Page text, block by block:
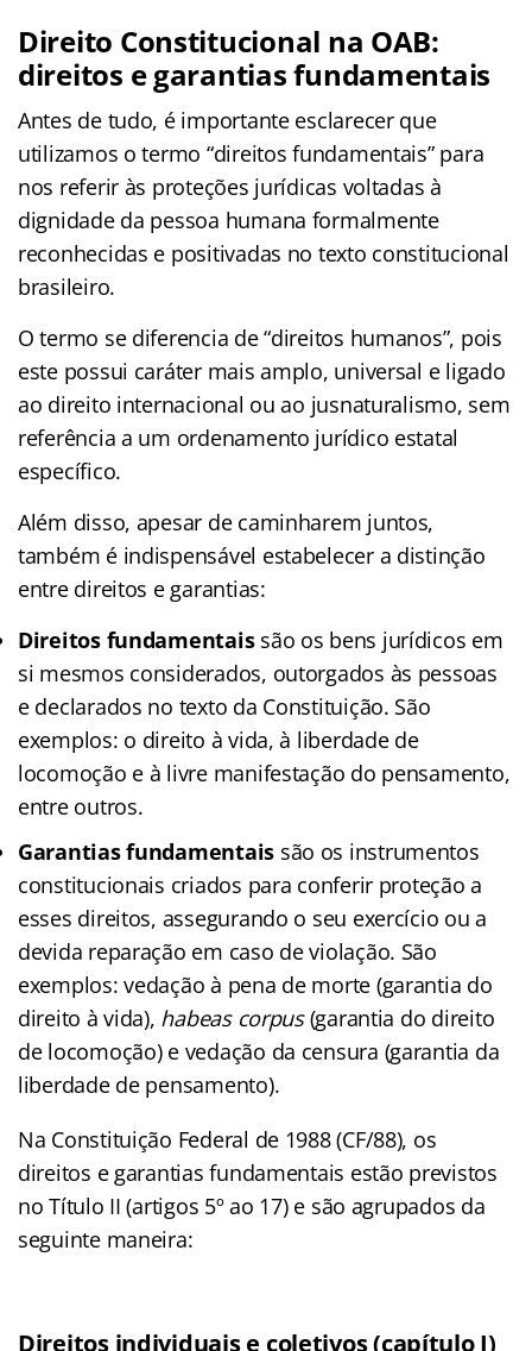
Direito Constitucional na OAB:
direitos e garantias fundamentais
Antes de tudo, é importante esclarecer que
utilizamos o termo “direitos fundamentais” para
nos referir às proteções jurídicas voltadas à
dignidade da pessoa humana formalmente
reconhecidas e positivadas no texto constitucional
brasileiro.
O termo se diferencia de “direitos humanos”, pois
este possui caráter mais amplo, universal e ligado
ao direito internacional ou ao jusnaturalismo, sem
referência a um ordenamento jurídico estatal
específico.
Além disso, apesar de caminharem juntos,
também é indispensável estabelecer a distinção
entre direitos e garantias:
Direitos fundamentaissão os bens jurídicos em
si mesmos considerados, outorgados às pessoas
e declarados no texto da Constituição. São
exemplos: o direito à vida, à liberdade de
locomoção e à livre manifestação do pensamento,
entre outros.
Garantias fundamentais são os instrumentos
constitucionais criados para conferir proteção a
esses direitos, assegurando o seu exercício ou a
devida reparação em caso de violação. São
exemplos: vedação à pena de morte (garantia do
direito à vida), habeas corpus(garantia do direito
de locomoção) e vedação da censura (garantia da
liberdade de pensamento).
Na Constituição Federal de 1988 (CF/88), os
direitos e garantias fundamentais estão previstos
no Título II (artigos 5º ao 17) e são agrupados da
seguinte maneira:
Direitos individuais e coletivos (capítulo I)